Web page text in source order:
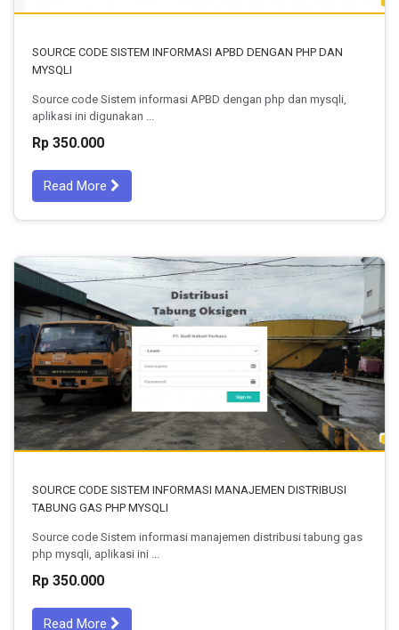
SOURCE CODE SISTEM INFORMASI APBD DENGAN PHP DAN
MYSQLI
Source code Sistem informasi APBD dengan php dan mysqli,
aplikasi ini digunakan ...
Rp 350.000
Read More
SOURCE CODE SISTEM INFORMASI MANAJEMEN DISTRIBUSI
TABUNG GAS PHP MYSQLI
Source code Sistem informasi manajemen distribusi tabung gas
php mysqli, aplikasi ini ...
Rp 350.000
Read More